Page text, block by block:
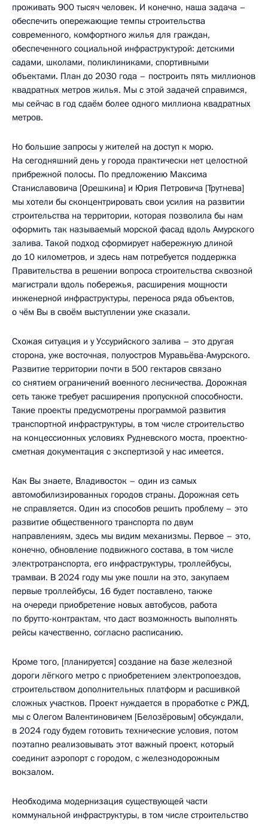
проживать 900 тысяч человек. И конечно, наша задача –
обеспечить опережающие темпы строительства
современного, комфортного жилья для граждан,
обеспеченного социальной инфраструктурой: детскими
садами, школами, поликлиниками, спортивными
объектами. План до 2030 года – построить пять миллионов
квадратных метров жилья. Мы с этой задачей справимся,
мы сейчас в год сдаём более одного миллиона квадратных
метров.
Но большие запросы у жителей на доступ к морю.
На сегодняшний день у города практически нет целостной
прибрежной полосы. По предложению Максима
Станиславовича [Орешкина] и Юрия Петровича [Трутнева]
мы хотели бы сконцентрировать свои усилия на развитии
строительства на территории, которая позволила бы нам
оформить так называемый морской фасад вдоль Амурского
залива. Такой подход сформирует набережную длиной
до 10 километров, и здесь нам потребуется поддержка
Правительства в решении вопроса строительства сквозной
магистрали вдоль побережья, расширения мощности
инженерной инфраструктуры, переноса ряда объектов,
о чём Вы в своём выступлении уже сказали.
Схожая ситуация и у Уссурийского залива – это другая
сторона, уже восточная, полуостров Муравьёва-Амурского.
Развитие территории почти в 500 гектаров связано
со снятием ограничений военного лесничества. Дорожная
сеть также требует расширения пропускной способности.
Такие проекты предусмотрены программой развития
транспортной инфраструктуры, в том числе строительство
на концессионных условиях Рудневского моста, проектно-
сметная документация с экспертизой у нас имеется.
Как Вы знаете, Владивосток – один из самых
автомобилизированных городов страны. Дорожная сеть
не справляется. Один из способов решить проблему – это
развитие общественного транспорта по двум
направлениям, здесь мы видим механизмы. Первое – это,
конечно, обновление подвижного состава, в том числе
электротранспорта, его инфраструктуры, троллейбусы,
трамваи. В 2024 году мы уже пошли на это, закупаем
первые троллейбусы, 16 будет поставлено, также
на очереди приобретение новых автобусов, работа
по брутто-контрактам, что даст возможность выполнять
рейсы качественно, согласно расписанию.
Кроме того, [планируется] создание на базе железной
дороги лёгкого метро с приобретением электропоездов,
строительством дополнительных платформ и расшивкой
сложных участков. Проект нуждается в проработке с РЖД,
мы с Олегом Валентиновичем [Белозёровым] обсуждали,
в 2024 году будем готовить технические условия, потом
поэтапно реализовывать этот важный проект, который
соединит аэропорт с городом, с железнодорожным
вокзалом.
Необходима модернизация существующей части
коммунальной инфраструктуры, в том числе строительство